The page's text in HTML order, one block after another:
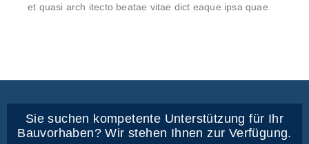
et quasi arch itecto beatae vitae dict eaque ipsa quae.
Sie suchen kompetente Unterstützung für Ihr
Bauvorhaben? Wir stehen Ihnen zur Verfügung.